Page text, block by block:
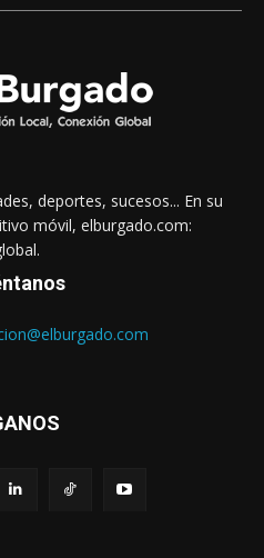
deportes, sucesos... En su
móvil, elburgado.com: